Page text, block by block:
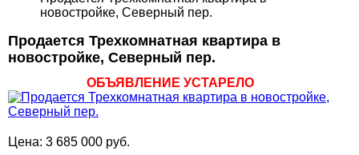
новостройке, Северный пер.
Продается Трехкомнатная квартира в
новостройке, Северный пер.
ОБЪЯВЛЕНИЕ УСТАРЕЛО
Цена: 3 685 000 руб.